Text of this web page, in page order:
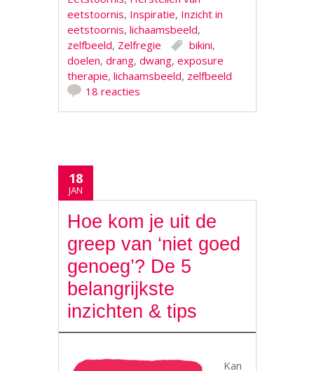
eetstoornis, Inspiratie, Inzicht in
eetstoornis,lichaamsbeeld,
zelfbeeld, Zelfregie bikini,
doelen,drang,dwang,exposure
therapie,lichaamsbeeld, zelfbeeld
18 reacties
18
JAN
Hoe kom je uit de
greep van ‘niet goed
genoeg’? De 5
belangrijkste
inzichten & tips
Kan